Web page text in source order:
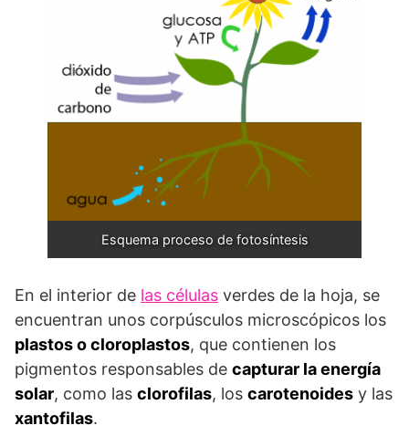
Esquema proceso de fotosíntesis
En el interior de las células verdes de la hoja, se
encuentran unos corpúsculos microscópicos los
plastos o cloroplastos, que contienen los
pigmentos responsables de capturar la energía
solar, como las clorofilas, los carotenoides y las
xantofilas.